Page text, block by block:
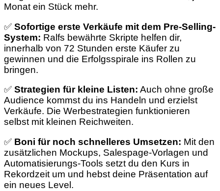
Monat ein Stück mehr.
✅ Sofortige erste Verkäufe mit dem Pre-Selling-
System: Ralfs bewährte Skripte helfen dir,
innerhalb von 72 Stunden erste Käufer zu
gewinnen und die Erfolgsspirale ins Rollen zu
bringen.
✅ Strategien für kleine Listen: Auch ohne große
Audience kommst du ins Handeln und erzielst
Verkäufe. Die Werbestrategien funktionieren
selbst mit kleinen Reichweiten.
✅ Boni für noch schnelleres Umsetzen: Mit den
zusätzlichen Mockups, Salespage-Vorlagen und
Automatisierungs-Tools setzt du den Kurs in
Rekordzeit um und hebst deine Präsentation auf
ein neues Level.